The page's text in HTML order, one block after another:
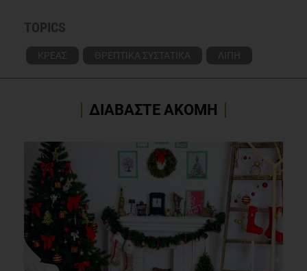
TOPICS
ΚΡΕΑΣ ΘΡΕΠΤΙΚΑ ΣΥΣΤΑΤΙΚΑ ΛΙΠΗ
ΔΙΑΒΑΣΤΕ ΑΚΟΜΗ